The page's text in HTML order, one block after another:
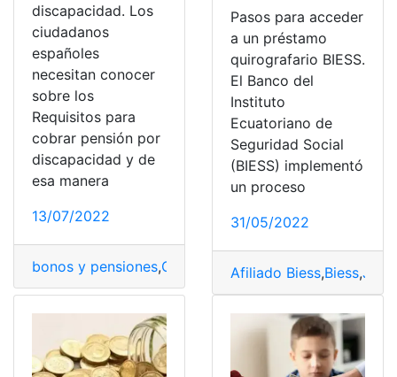
discapacidad. Los
ciudadanos
españoles
necesitan conocer
sobre los
Requisitos para
cobrar pensión por
discapacidad y de
esa manera
13/07/2022
bonos y pensiones,Caja de Pensiones ,istema Único
Pasos para acceder
a un préstamo
quirografario BIESS.
El Banco del
Instituto
Ecuatoriano de
Seguridad Social
(BIESS) implementó
un proceso
31/05/2022
Afiliado Biess,Biess,